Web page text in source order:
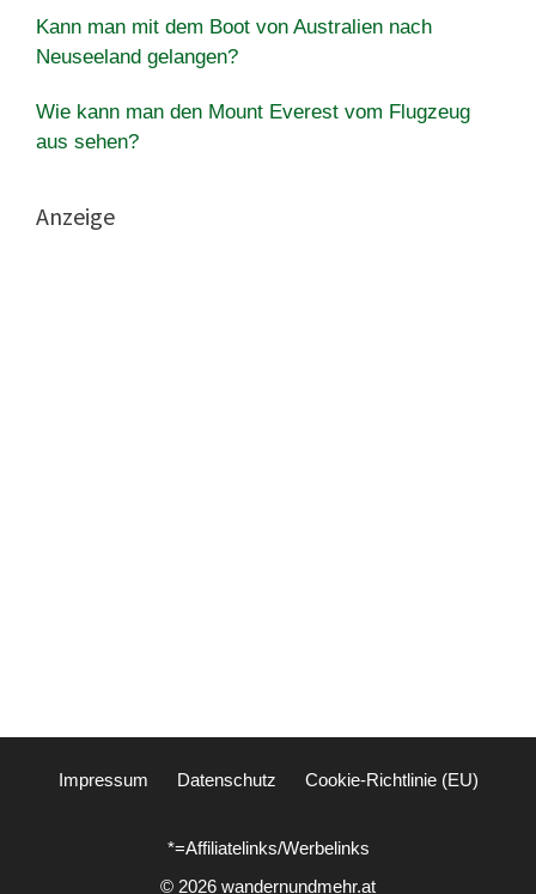
Kann man mit dem Boot von Australien nach
Neuseeland gelangen?
Wie kann man den Mount Everest vom Flugzeug
aus sehen?
Anzeige
Impressum Datenschutz Cookie-Richtlinie (EU)
*=Affiliatelinks/Werbelinks
© 2026 wandernundmehr.at